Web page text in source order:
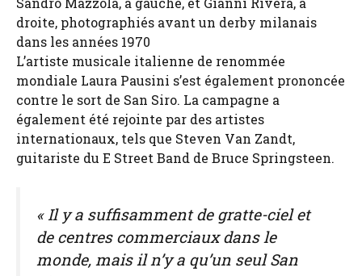
droite, photographiés avant un derby milanais
dans les années 1970
L’artiste musicale italienne de renommée
mondiale Laura Pausini s’est également prononcée
contre le sort de San Siro. La campagne a
également été rejointe par des artistes
internationaux, tels que Steven Van Zandt,
guitariste du E Street Band de Bruce Springsteen.
« Il y a suffisamment de gratte-ciel et
de centres commerciaux dans le
monde, mais il n’y a qu’un seul San